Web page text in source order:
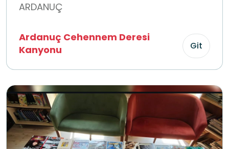
ARDANUÇ
Ardanuç Cehennem Deresi
Kanyonu
Git